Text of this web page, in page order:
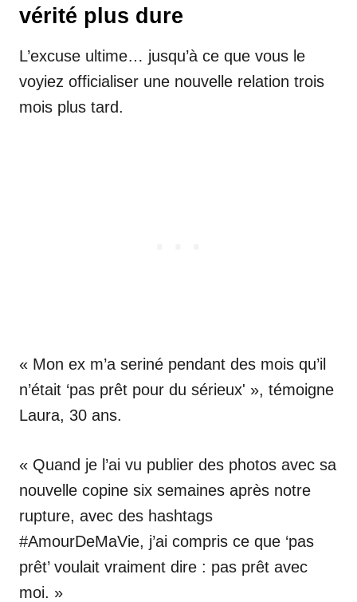
vérité plus dure
L’excuse ultime… jusqu’à ce que vous le
voyiez officialiser une nouvelle relation trois
mois plus tard.
« Mon ex m’a seriné pendant des mois qu’il
n’était ‘pas prêt pour du sérieux' », témoigne
Laura, 30 ans.
« Quand je l’ai vu publier des photos avec sa
nouvelle copine six semaines après notre
rupture, avec des hashtags
#AmourDeMaVie, j’ai compris ce que ‘pas
prêt’ voulait vraiment dire : pas prêt avec
moi. »